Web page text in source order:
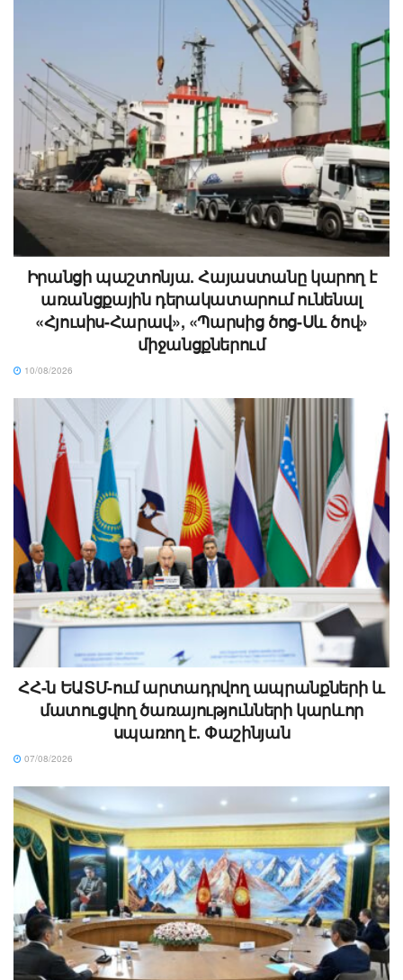
Իրանցի պաշտոնյա. Հայաստանը կարող է
առանցքային դերակատարում ունենալ
«Հյուսիս-Հարավ», «Պարսից ծոց-Սև ծով»
միջանցքներում
10/08/2026
ՀՀ-ն ԵԱՏՄ-ում արտադրվող ապրանքների և
մատուցվող ծառայությունների կարևոր
սպառող է. Փաշինյան
07/08/2026